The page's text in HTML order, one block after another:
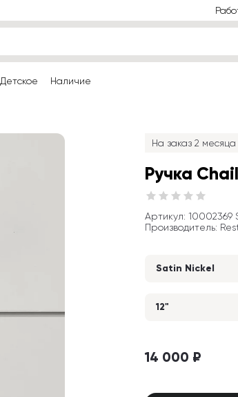
Детское Наличие
На заказ 2 месяца
Ручка
Артикул: 10002369
Производитель:
Satin Nickel
12"
14 000 ₽